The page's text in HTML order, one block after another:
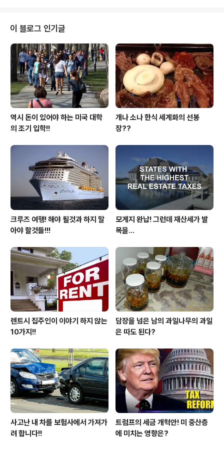
이 이어져 내려오고 있습니다. 그러나 하나 특이할만한 내
용은 그동안 수면하에 숨어 있었던 여성들에 의한 외도가
소폭 증가를 하고 있다는 겁니다. 과거엔 남편이 외도를 했
었을 경우는 아내가 화가 머리 끝까지 치솟다가도 에휴~~
애들을 생각하면 이러지도 저러지도 못하고 서로 물탄듯
서로 술탄듯 하는 관계로 지속을 하다 좋은게 좋은거지..
이 블로그 인기글
역시 돈이 있어야 하는 미국 대학
의 조기 입학!!
개나 소나 한식 세계화의 선봉
장??
크루즈 여행! 해야 될것과 하지 말
아야 할것들!!!
모게지 완납! 그런데 재산세가 발
목을...
렌트시 집주인이 이야기 하지 않는
10가지!!
담장을 넘은 남의 과일나무의 과일
은 따도 된다?
사고난 내 차를 보험사에서 가져가
려 합니다!!
트럼프의 세금 개혁안! 미 중산층
에 미치는 영향은?